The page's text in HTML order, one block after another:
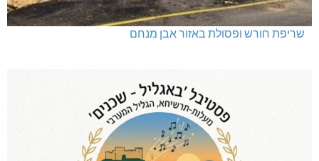
שריפת חורש ופסולת באזור אבן מנחם